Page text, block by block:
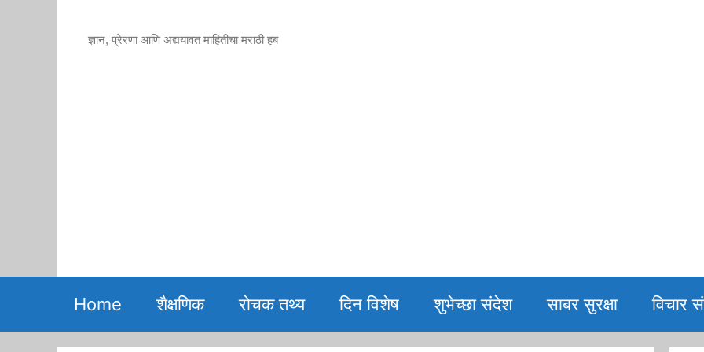
ज्ञान, प्रेरणा आणि अद्ययावत माहितीचा मराठी हब
Home शैक्षणिक रोचक तथ्य दिन विशेष शुभेच्छा संदेश साबर सुरक्षा विचार